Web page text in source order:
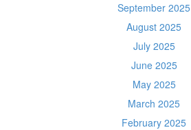
September 2025
August 2025
July 2025
June 2025
May 2025
March 2025
February 2025